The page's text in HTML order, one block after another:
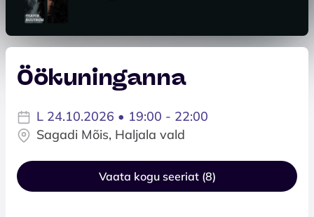
Öökuninganna
L 24.10.2026 • 19:00 - 22:00
Sagadi Mõis, Haljala vald
Vaata kogu seeriat (8)